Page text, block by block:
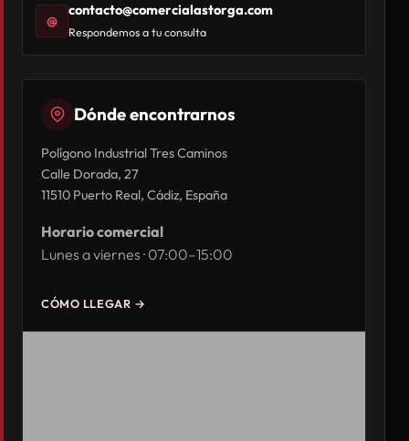
@
contacto@comercialastorga.com
Respondemos a tu consulta
Dónde encontrarnos
Polígono Industrial Tres Caminos
Calle Dorada, 27
11510 Puerto Real, Cádiz, España
Horario comercial
Lunes a viernes · 07:00–15:00
CÓMO LLEGAR →